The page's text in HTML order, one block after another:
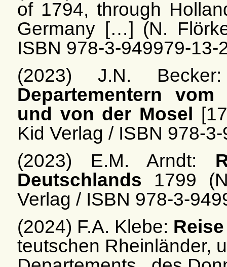
of 1794, through
Germany […] (N.
ISBN 978-3-949979-13-
(2023) J.N. Becker:
Departementern
und von der Mosel
Kid Verlag / ISBN 978-
(2023) E.M. Arndt:
Deutschlands
1799
Verlag / ISBN 978-3-
(2024) F.A. Klebe:
teutschen Rheinländer,